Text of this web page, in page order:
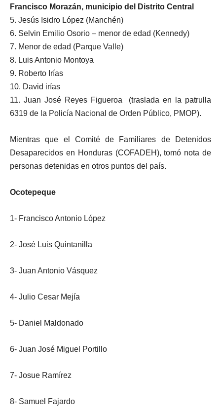
Francisco Morazán, municipio del Distrito Central
5. Jesús Isidro López (Manchén)
6. Selvin Emilio Osorio – menor de edad (Kennedy)
7. Menor de edad (Parque Valle)
8. Luis Antonio Montoya
9. Roberto Irías
10. David irías
11. Juan José Reyes Figueroa (traslada en la patrulla
6319 de la Policía Nacional de Orden Público, PMOP).
Mientras que el Comité de Familiares de Detenidos
Desaparecidos en Honduras (COFADEH), tomó nota de
personas detenidas en otros puntos del país.
Ocotepeque
1- Francisco Antonio López
2- José Luis Quintanilla
3- Juan Antonio Vásquez
4- Julio Cesar Mejía
5- Daniel Maldonado
6- Juan José Miguel Portillo
7- Josue Ramírez
8- Samuel Fajardo